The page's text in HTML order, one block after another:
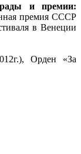
и премии:
премия СССР
в Венеции
Орден «За